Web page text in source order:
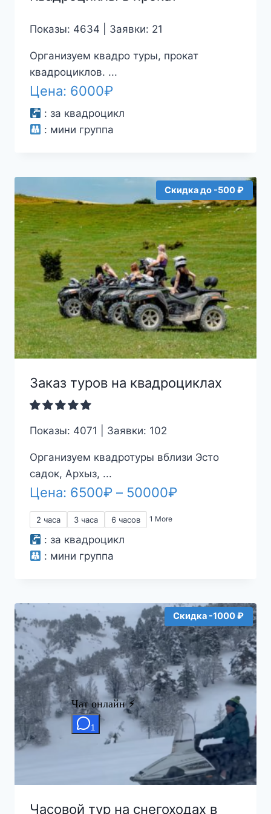
Показы: 4634 | Заявки: 21
Организуем квадро туры, прокат
квадроциклов. ...
Цена: 6000₽
: за квадроцикл
: мини группа
Скидка до -500 ₽
Заказ туров на квадроциклах
Показы: 4071 | Заявки: 102
Организуем квадротуры вблизи Эсто
садок, Архыз, ...
Цена: 6500₽ – 50000₽Диапазон
2 часа 3 часа 6 часов 1 More
: за квадроцикл
: мини группа
Скидка -1000 ₽
Часовой тур на снегоходах в